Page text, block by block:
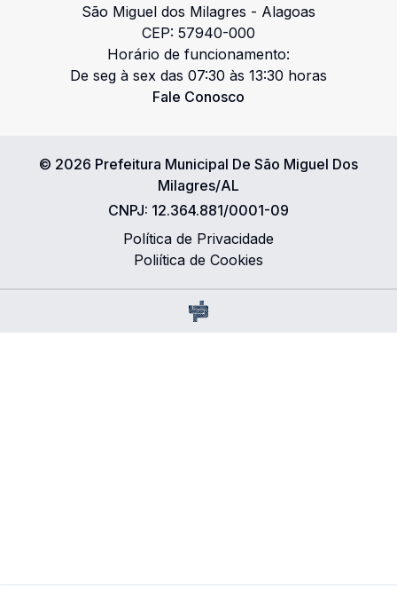
São Miguel dos Milagres - Alagoas
CEP: 57940-000
Horário de funcionamento:
De seg à sex das 07:30 às 13:30 horas
Fale Conosco
© 2026 Prefeitura Municipal De São Miguel Dos
Milagres/AL
CNPJ: 12.364.881/0001-09
Política de Privacidade
Poliítica de Cookies